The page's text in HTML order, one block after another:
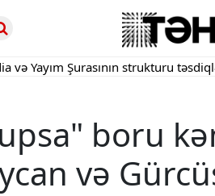
Şurasının strukturu təsdiqlənib
boru
və